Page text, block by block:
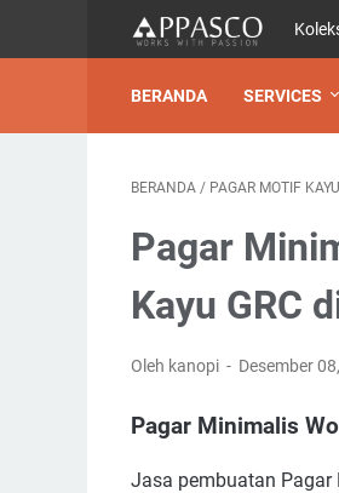
BERANDA SERVICES
BERANDA / PAGAR MOTIF KAYU
Pagar
Kayu GRC
Oleh kanopi Desember
Pagar Minimalis
Jasa pembuatan Pagar